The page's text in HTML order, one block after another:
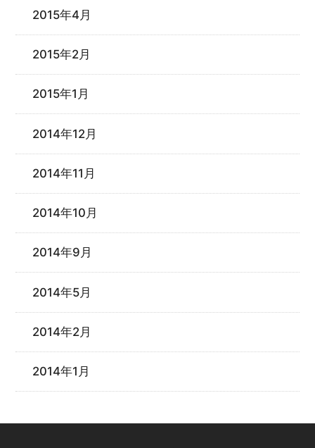
2015年4月
2015年2月
2015年1月
2014年12月
2014年11月
2014年10月
2014年9月
2014年5月
2014年2月
2014年1月